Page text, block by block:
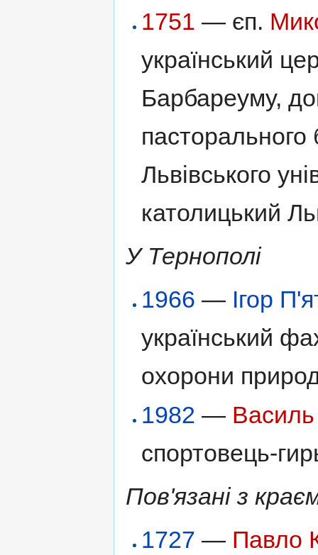
1751 — єп.
український
Барбареуму,
пасторального
Львівського
католицький
У Тернополі
1966 — Ігор
український
охорони
1982 —
спортовець-
Пов'язані з
1727 — Павло